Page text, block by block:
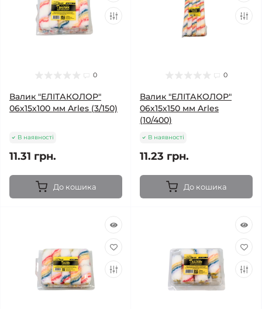
0
Валик "ЕЛІТАКОЛОР"
06х15х100 мм Arles (3/150)
В наявності
11.31 грн.
До кошика
0
Валик "ЕЛІТАКОЛОР"
06х15х150 мм Arles
(10/400)
В наявності
11.23 грн.
До кошика